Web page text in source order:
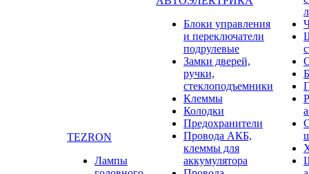
TEZRON
Лампы
Блоки управления
и переключатели
подрулевые
Замки дверей,
ручки,
стеклоподъемники
Клеммы
Колодки
Предохранители
Провода АКБ,
клеммы для
аккумулятора